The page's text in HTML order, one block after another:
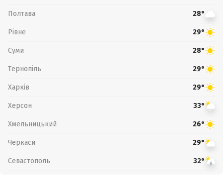
Полтава 28°
Рівне 29°
Суми 28°
Тернопіль 29°
Харків 29°
Херсон 33°
Хмельницький 26°
Черкаси 29°
Севастополь 32°